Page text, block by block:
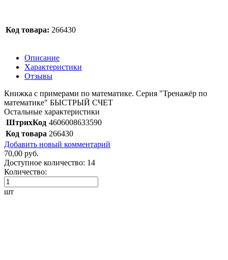
Код товара: 266430
Описание
Характеристики
Отзывы
Книжка с примерами по математике. Серия "Тренажёр по
математике" БЫСТРЫЙ СЧЕТ
Остальные характеристики
ШтрихКод 4606008633590
Код товара 266430
Добавить новый комментарий
70,00 руб.
Доступное количество: 14
Количество:
шт